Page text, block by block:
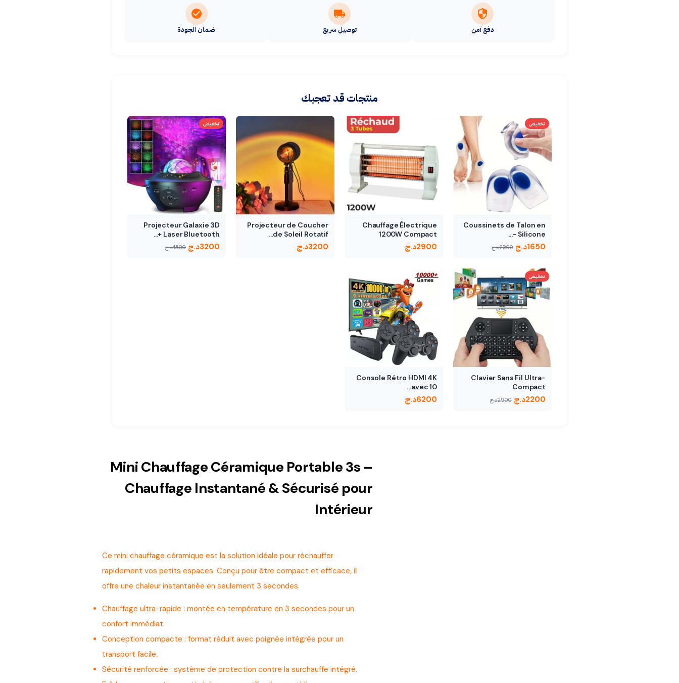
دفع آمن توصيل سريع ضمان الجودة
منتجات قد تعجبك
تخفيض
Coussinets de Talon en
Silicone -…
1650د.ج 2000د.ج
Chauffage Électrique
1200W Compact
Puissance réglable
2900د.ج
Projecteur de Coucher
de Soleil Rotatif…
3200د.ج
تخفيض
Projecteur Galaxie 3D
Laser Bluetooth +…
3200د.ج 4500د.ج
تخفيض
Clavier Sans Fil Ultra-
Compact
2200د.ج 2900د.ج
Console Rétro HDMI 4K
avec 10…
6200د.ج
Mini Chauffage Céramique Portable 3s –
Chauffage Instantané & Sécurisé pour
Intérieur
Ce mini chauffage céramique est la solution idéale pour réchauffer
rapidement vos petits espaces. Conçu pour être compact et efficace, il
offre une chaleur instantanée en seulement 3 secondes.
Chauffage ultra-rapide : montée en température en 3 secondes pour un
confort immédiat.
Conception compacte : format réduit avec poignée intégrée pour un
transport facile.
Sécurité renforcée : système de protection contre la surchauffe intégré.